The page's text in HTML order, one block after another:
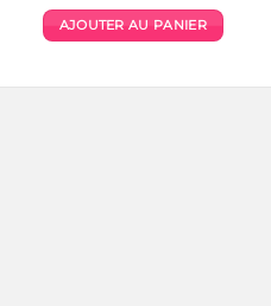
initial
était :
actuel
est :
AJOUTER AU PANIER